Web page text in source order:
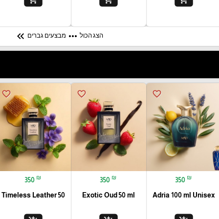
הצג הכול more_horiz מבצעים גברים keyboard_double_arrow_left
favorite_border
350 ₪
Adria 100 ml Unisex
favorite_border
350 ₪
Exotic Oud 50 ml
favorite_border
350 ₪
Timeless Leather 50